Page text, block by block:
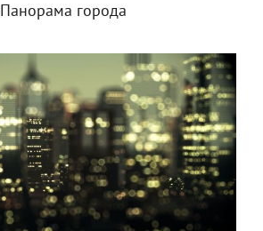
Панорама города